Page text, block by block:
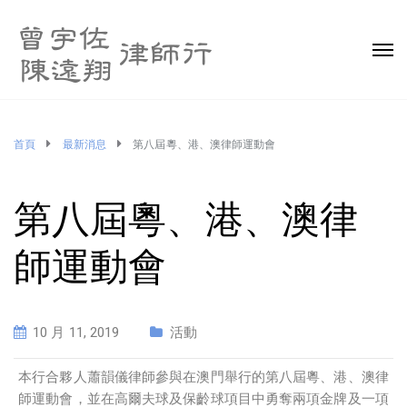
首頁 最新消息 第八屆粵、港、澳律師運動會
第八屆粵、港、澳律
師運動會
10 月 11, 2019 活動
本行合夥人蕭韻儀律師參與在澳門舉行的第八屆粵、港、澳律
師運動會，並在高爾夫球及保齡球項目中勇奪兩項金牌及一項